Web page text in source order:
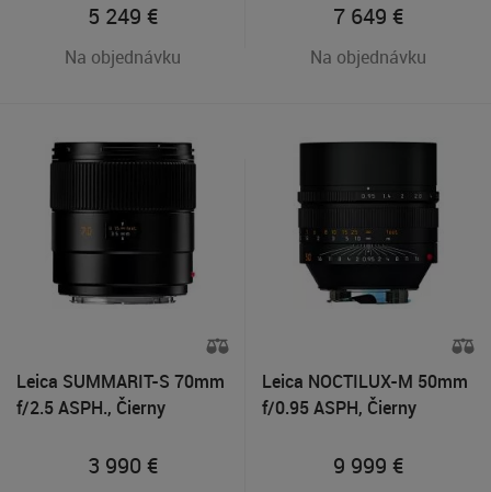
5 249 €
Na objednávku
7 649 €
Na objednávku
Leica SUMMARIT-S 70mm
f/2.5 ASPH., Čierny
3 990 €
Leica NOCTILUX-M 50mm
f/0.95 ASPH, Čierny
9 999 €